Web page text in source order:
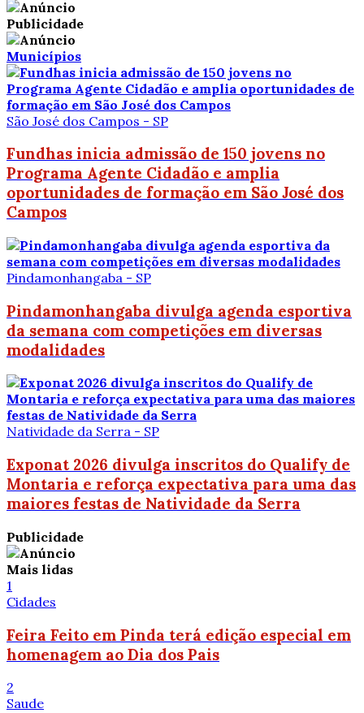
Publicidade
Municípios
São José dos Campos - SP
Fundhas inicia admissão de 150 jovens no
Programa Agente Cidadão e amplia
oportunidades de formação em São José dos
Campos
Pindamonhangaba - SP
Pindamonhangaba divulga agenda esportiva
da semana com competições em diversas
modalidades
Natividade da Serra - SP
Exponat 2026 divulga inscritos do Qualify de
Montaria e reforça expectativa para uma das
maiores festas de Natividade da Serra
Publicidade
Mais lidas
1
Cidades
Feira Feito em Pinda terá edição especial em
homenagem ao Dia dos Pais
2
Saude